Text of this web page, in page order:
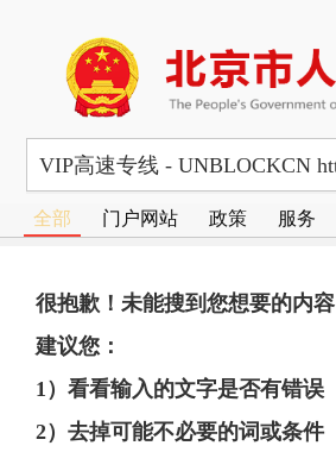
全部 门户网站 政策 服务
很抱歉！未能搜到您想要的内容
建议您：
1）看看输入的文字是否有错误
2）去掉可能不必要的词或条件